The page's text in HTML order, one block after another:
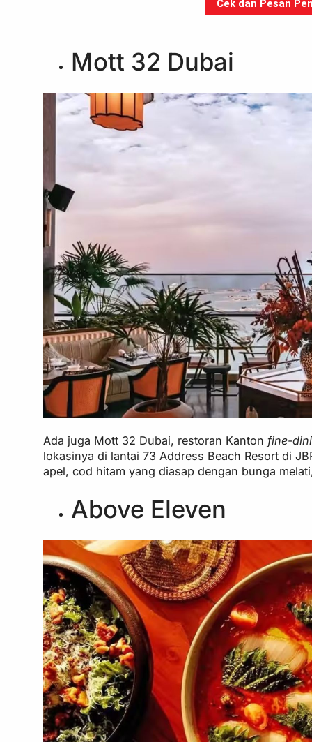
Cek dan Pesan
Mott 32 Dubai
Ada juga Mott 32 Dubai, restoran Kantonfine-
lokasinya di lantai 73 Address Beach Resort di
apel, cod hitam yang diasap dengan bunga
Above Eleven